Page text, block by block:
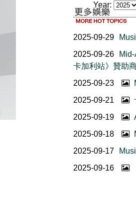
Year:
2025-09-29
2025-09-26
卡加利站》贊助
2025-09-23
2025-09-21
2025-09-19
2025-09-18
2025-09-17
2025-09-16